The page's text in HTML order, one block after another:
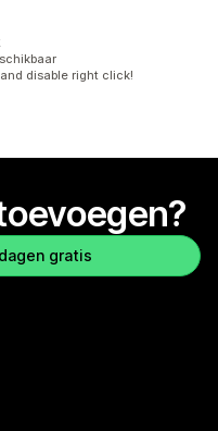
disable right click!
gratis